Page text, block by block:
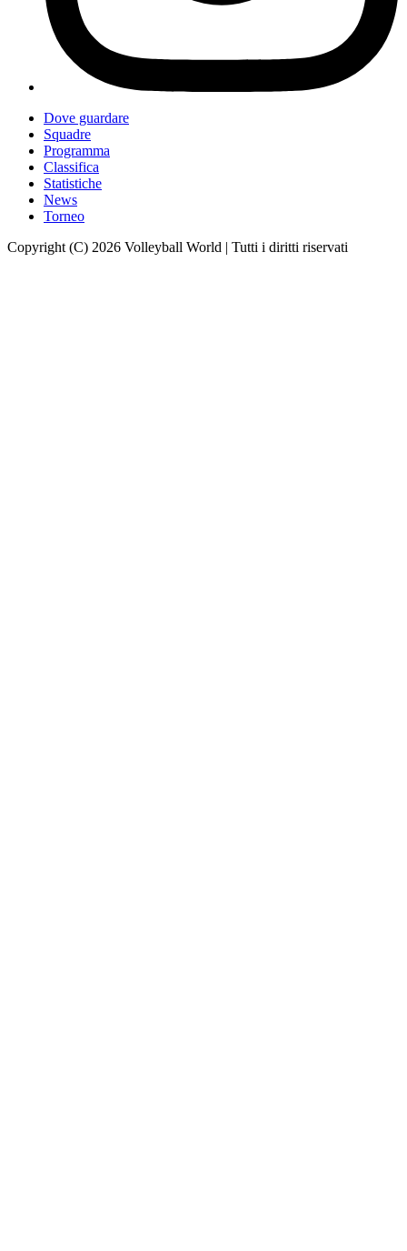
Dove guardare
Squadre
Programma
Classifica
Statistiche
News
Torneo
Copyright (C) 2026 Volleyball World | Tutti i diritti riservati